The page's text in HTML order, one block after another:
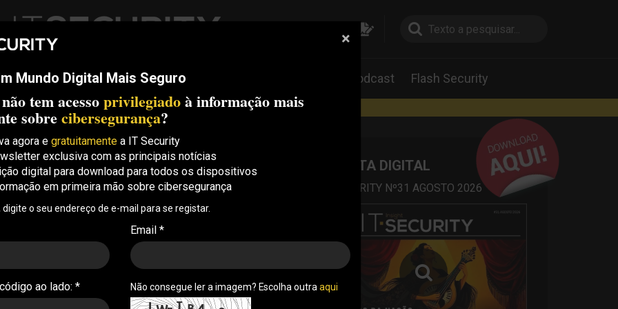
Threats Compliance Opinion Podcast Flash Security
Conference Lisboa: 8 de Outubro 2026 ✔️ Inscrições abertas
“os ISO são um
útil quer na proteção,
de alguns requisitos
Lei 65/2021 estiveram no palco da IT Security
REVISTA DIGITAL
IT SECURITY Nº31 AGOSTO 2026
×
Mundo Digital Mais Seguro
tem acessoprivilegiadoà informação mais
sobrecibersegurança?
agora e gratuitamente a IT Security
exclusiva com as principais notícias
digital para download para todos os dispositivos
em primeira mão sobre cibersegurança
digite o seu endereço de e-mail para se registar.
Email *
ao lado: * Não consegue ler a imagem? Escolha outraaqui